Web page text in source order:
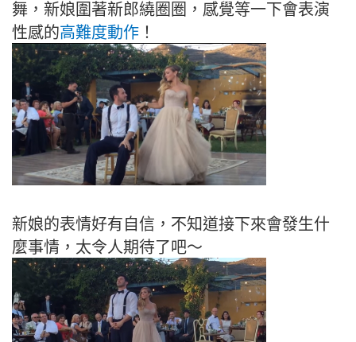
舞，新娘圍著新郎繞圈圈，感覺等一下會表演
性感的高難度動作！
新娘的表情好有自信，不知道接下來會發生什
麼事情，太令人期待了吧～